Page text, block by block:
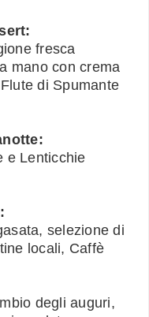
fresca
mano con crema
di Spumante
e Lenticchie
selezione di
locali, Caffè
degli auguri,